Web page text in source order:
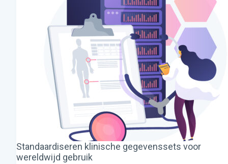
Standaardiseren klinische gegevenssets voor
wereldwijd gebruik